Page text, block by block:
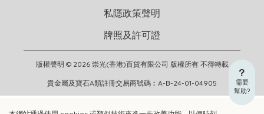
需要
幫助?
版權聲明 © 2026 崇光(香港)百貨有限公司 版權所有 不得轉載
貴金屬及寶石A類註冊交易商號碼︰A-B-24-01-04905
私隱政策聲明
牌照及許可證